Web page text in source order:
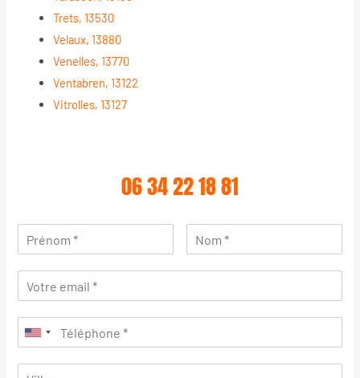
Trets, 13530
Velaux, 13880
Venelles, 13770
Ventabren, 13122
Vitrolles, 13127
06 34 22 18 81